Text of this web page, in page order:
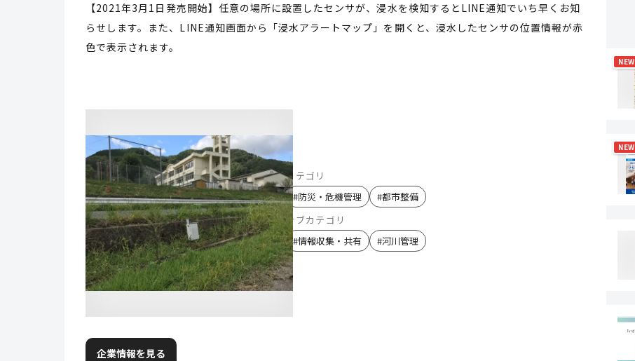
【2021年3月1日発売開始】任意の場所に設置したセンサが、浸水を検知するとLINE通知でいち早くお知
らせします。また、LINE通知画面から「浸水アラートマップ」を開くと、浸水したセンサの位置情報が赤
色で表示されます。
カテゴリ
#防災・危機管理 #都市整備
サブカテゴリ
#情報収集・共有 #河川管理
企業情報を見る
NEW
NEW